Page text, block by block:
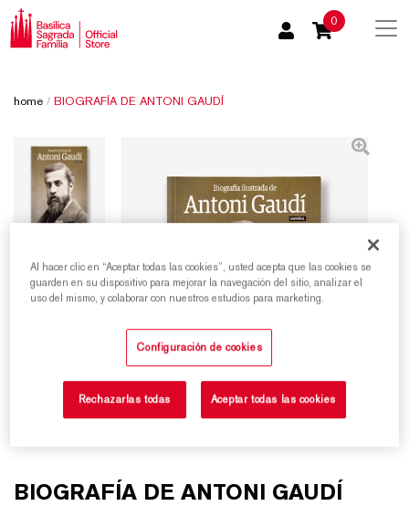
0
home / BIOGRAFÍA DE ANTONI GAUDÍ
BIOGRAFÍA DE ANTONI GAUDÍ
Al hacer clic en “Aceptar todas las cookies”, usted acepta que las cookies se
guarden en su dispositivo para mejorar la navegación del sitio, analizar el
uso del mismo, y colaborar con nuestros estudios para marketing.
Configuración de cookies
Rechazarlas todas Aceptar todas las cookies